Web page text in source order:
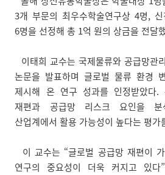
3개 부문의 최우수학술연구상 4명,
6명을 선정해 총 1억 원의 상금을 전달
이태희 교수는 국제물류와 공급망관
논문을 발표하며 글로벌 물류 환경
제시해 온 연구 성과를 인정받았다
재편과 공급망 리스크 요인을 분
산업계에서 활용 가능성이 높다는 평가
이 교수는 “글로벌 공급망 재편이
연구의 중요성이 더욱 커지고 있